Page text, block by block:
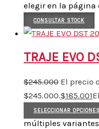
elegir en la página
CONSULTAR STOCK
TRAJE EVO
$245.000 El precio
$245.000.$185.001
SELECCIONAR OPCIONES
múltiples